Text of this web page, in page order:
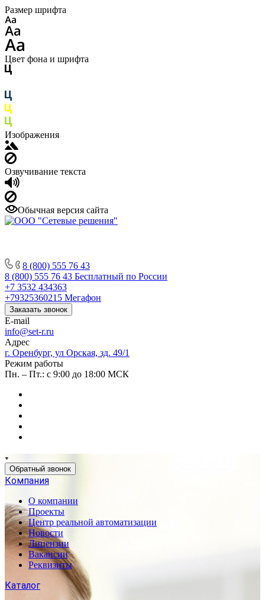
Размер шрифта
Цвет фона и шрифта
Изображения
Озвучивание текста
Обычная версия сайта
8 (800) 555 76 43
8 (800) 555 76 43 Бесплатный по России
+7 3532 434363
+79325360215 Мегафон
Заказать звонок
E-mail
info@set-r.ru
Адрес
г. Оренбург, ул Орская, зд. 49/1
Режим работы
Пн. – Пт.: с 9:00 до 18:00 МСК
Обратный звонок
Компания
О компании
Проекты
Центр реальной автоматизации
Новости
Лицензии
Вакансии
Реквизиты
Каталог